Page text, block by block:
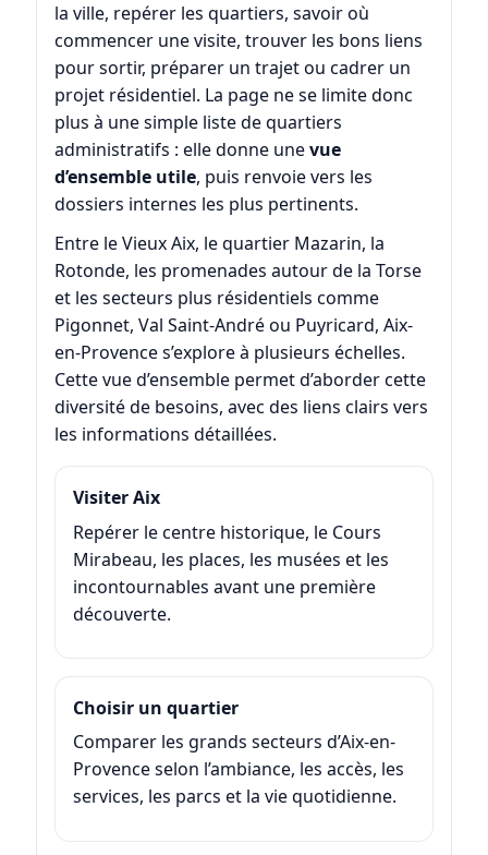
la ville, repérer les quartiers, savoir où
commencer une visite, trouver les bons liens
pour sortir, préparer un trajet ou cadrer un
projet résidentiel. La page ne se limite donc
plus à une simple liste de quartiers
administratifs : elle donne unevue
d’ensemble utile, puis renvoie vers les
dossiers internes les plus pertinents.
Entre leVieux Aix, lequartier Mazarin, la
Rotonde, les promenades autour de la Torse
et les secteurs plus résidentiels comme
Pigonnet, Val Saint-Andréou Puyricard, Aix-
en-Provence s’explore à plusieurs échelles.
Cette vue d’ensemble permet d’aborder cette
diversité de besoins, avec des liens clairs vers
les informations détaillées.
Visiter Aix
Repérer le centre historique, le Cours
Mirabeau, les places, les musées et les
incontournables avant une première
découverte.
Choisir un quartier
Comparer les grands secteurs d’Aix-en-
Provence selon l’ambiance, les accès, les
services, les parcs et la vie quotidienne.